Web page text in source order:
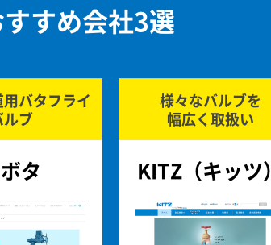
すめ会社3選
バタフライ
ルブ
タ
様々なバルブを
幅広く取扱い
KITZ（キッツ）